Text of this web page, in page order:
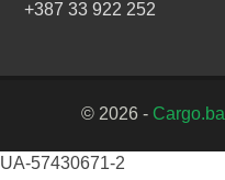
+387 33 922 252
© 2026 - Cargo.ba
UA-57430671-2